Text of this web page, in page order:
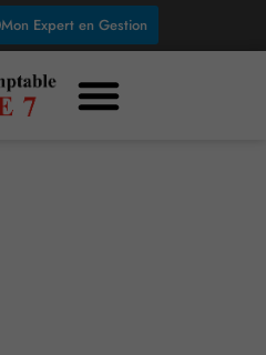
Mon Expert en Gestion